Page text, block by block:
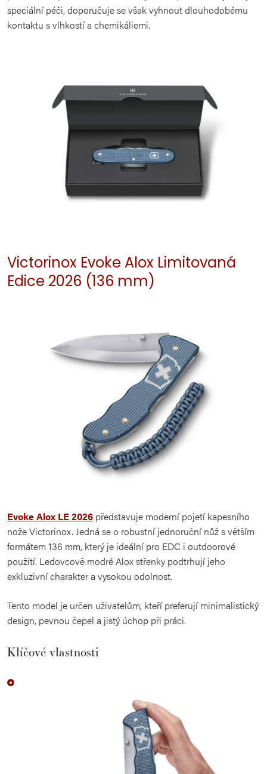
speciální péči, doporučuje se však vyhnout dlouhodobému
kontaktu s vlhkostí a chemikáliemi.
Victorinox Evoke Alox Limitovaná
Edice 2026 (136 mm)
Evoke Alox LE 2026 představuje moderní pojetí kapesního
nože Victorinox. Jedná se o robustní jednoruční nůž s větším
formátem 136 mm, který je ideální pro EDC i outdoorové
použití. Ledovcově modré Alox střenky podtrhují jeho
exkluzivní charakter a vysokou odolnost.
Tento model je určen uživatelům, kteří preferují minimalistický
design, pevnou čepel a jistý úchop při práci.
Klíčové vlastnosti